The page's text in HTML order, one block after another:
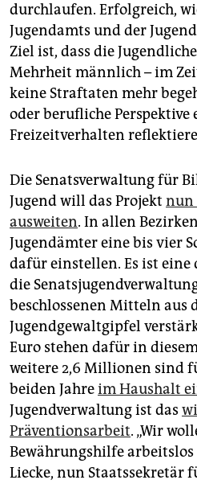
durchlaufen. Erfolgreich,
Jugendamts und der
Ziel ist, dass die
Mehrheit männlich – im
keine Straftaten mehr
oder berufliche
Freizeitverhalten
Die Senatsverwaltung für
Jugend will das Projekt nun
ausweiten. In allen
Jugendämter eine bis vier
dafür einstellen. Es ist
die
beschlossenen Mitteln aus
Jugendgewaltgipfel
Euro stehen dafür in
weitere 2,6 Millionen sind
beiden Jahreim Haushalt
Jugendverwaltung ist das
Präventionsarbeit. „Wir
Bewährungshilfe arbeitslos
Liecke, nun Staatssekretär